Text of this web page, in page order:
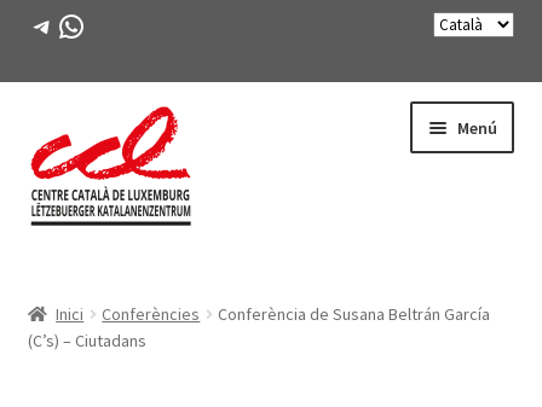
Telegram
WhatsApp
navegació
al
contingut
Menú
menú
ACTIVITATS
Inici Conferències
Conferència de Susana Beltrán García
(C’s) – Ciutadans